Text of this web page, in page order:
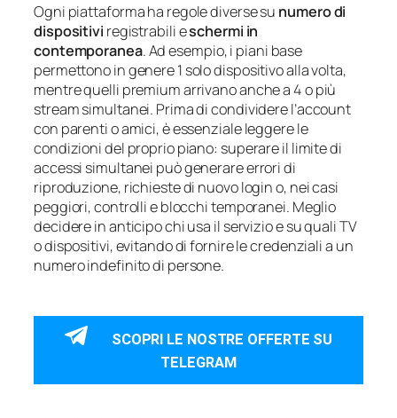
Ogni piattaforma ha regole diverse su numero di
dispositivi registrabili eschermi in
contemporanea. Ad esempio, i piani base
permettono in genere 1 solo dispositivo alla volta,
mentre quelli premium arrivano anche a 4 o più
stream simultanei. Prima di condividere l’account
con parenti o amici, è essenziale leggere le
condizioni del proprio piano: superare il limite di
accessi simultanei può generare errori di
riproduzione, richieste di nuovo login o, nei casi
peggiori, controlli e blocchi temporanei. Meglio
decidere in anticipo chi usa il servizio e su quali TV
o dispositivi, evitando di fornire le credenziali a un
numero indefinito di persone.
SCOPRI LE NOSTRE OFFERTE SU
TELEGRAM